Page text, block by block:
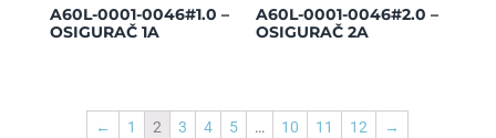
A60L-0001-0046#1.0 –
OSIGURAČ 1A
A60L-0001-0046#2.0 –
OSIGURAČ 2A
← 1 2 3 4 5 … 10 11 12 →